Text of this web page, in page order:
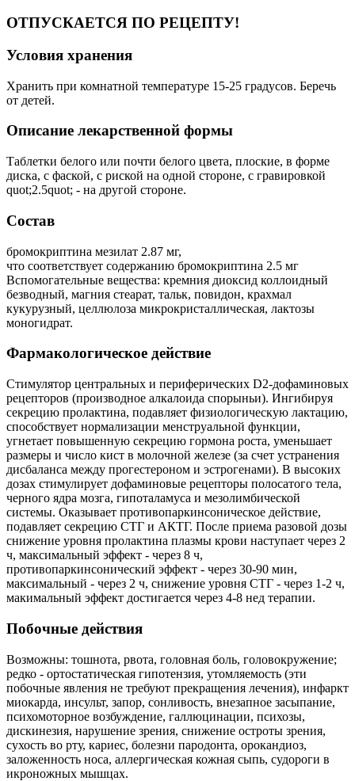
ОТПУСКАЕТСЯ ПО РЕЦЕПТУ!
Условия хранения
Хранить при комнатной температуре 15-25 градусов. Беречь
от детей.
Описание лекарственной формы
Таблетки белого или почти белого цвета, плоские, в форме
диска, с фаской, с риской на одной стороне, с гравировкой
quot;2.5quot; - на другой стороне.
Состав
бромокриптина мезилат 2.87 мг,
что соответствует содержанию бромокриптина 2.5 мг
Вспомогательные вещества: кремния диоксид коллоидный
безводный, магния стеарат, тальк, повидон, крахмал
кукурузный, целлюлоза микрокристаллическая, лактозы
моногидрат.
Фармакологическое действие
Стимулятор центральных и периферических D2-дофаминовых
рецепторов (производное алкалоида спорыньи). Ингибируя
секрецию пролактина, подавляет физиологическую лактацию,
способствует нормализации менструальной функции,
угнетает повышенную секрецию гормона роста, уменьшает
размеры и число кист в молочной железе (за счет устранения
дисбаланса между прогестероном и эстрогенами). В высоких
дозах стимулирует дофаминовые рецепторы полосатого тела,
черного ядра мозга, гипоталамуса и мезолимбической
системы. Оказывает противопаркинсоническое действие,
подавляет секрецию СТГ и АКТГ. После приема разовой дозы
снижение уровня пролактина плазмы крови наступает через 2
ч, максимальный эффект - через 8 ч,
противопаркинсонический эффект - через 30-90 мин,
максимальный - через 2 ч, снижение уровня СТГ - через 1-2 ч,
макимальный эффект достигается через 4-8 нед терапии.
Побочные действия
Возможны: тошнота, рвота, головная боль, головокружение;
редко - ортостатическая гипотензия, утомляемость (эти
побочные явления не требуют прекращения лечения), инфаркт
миокарда, инсульт, запор, сонливость, внезапное засыпание,
психомоторное возбуждение, галлюцинации, психозы,
дискинезия, нарушение зрения, снижение остроты зрения,
сухость во рту, кариес, болезни пародонта, орокандиоз,
заложенность носа, аллергическая кожная сыпь, судороги в
икроножных мышцах.